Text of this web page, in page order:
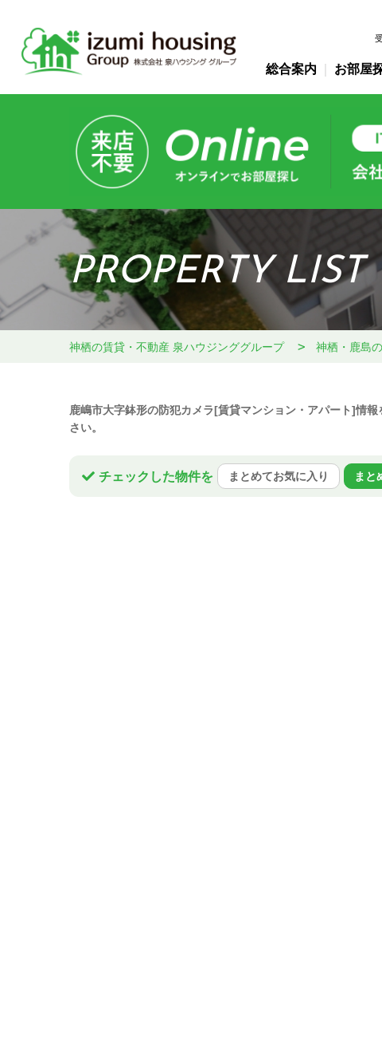
総合案内 お部屋
PROPERTY LIST
神栖の賃貸・不動産 泉ハウジンググループ 神栖・鹿島
鹿嶋市大字鉢形の防犯カメラ[賃貸マンション・アパート]情
さい。
チェックした物件を まとめてお気に入り まと